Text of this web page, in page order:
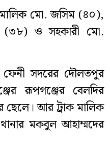
মো. জসিম (৪০),
(৩৮) ও সহকারী মো.
ফেনী সদরের দৌলতপুর
রূপগঞ্জের বেলদির
ছেলে। আর ট্রাক মালিক
মকবুল আহাম্মদের